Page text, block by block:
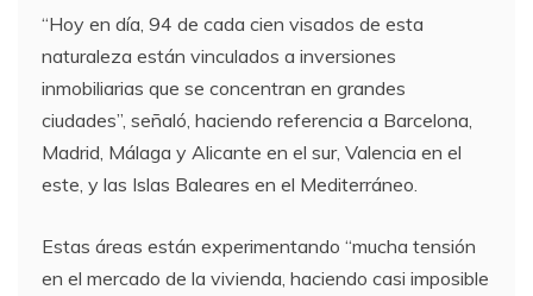
“Hoy en día, 94 de cada cien visados de esta
naturaleza están vinculados a inversiones
inmobiliarias que se concentran en grandes
ciudades”, señaló, haciendo referencia a Barcelona,
Madrid, Málaga y Alicante en el sur, Valencia en el
este, y las Islas Baleares en el Mediterráneo.
Estas áreas están experimentando “mucha tensión
en el mercado de la vivienda, haciendo casi imposible